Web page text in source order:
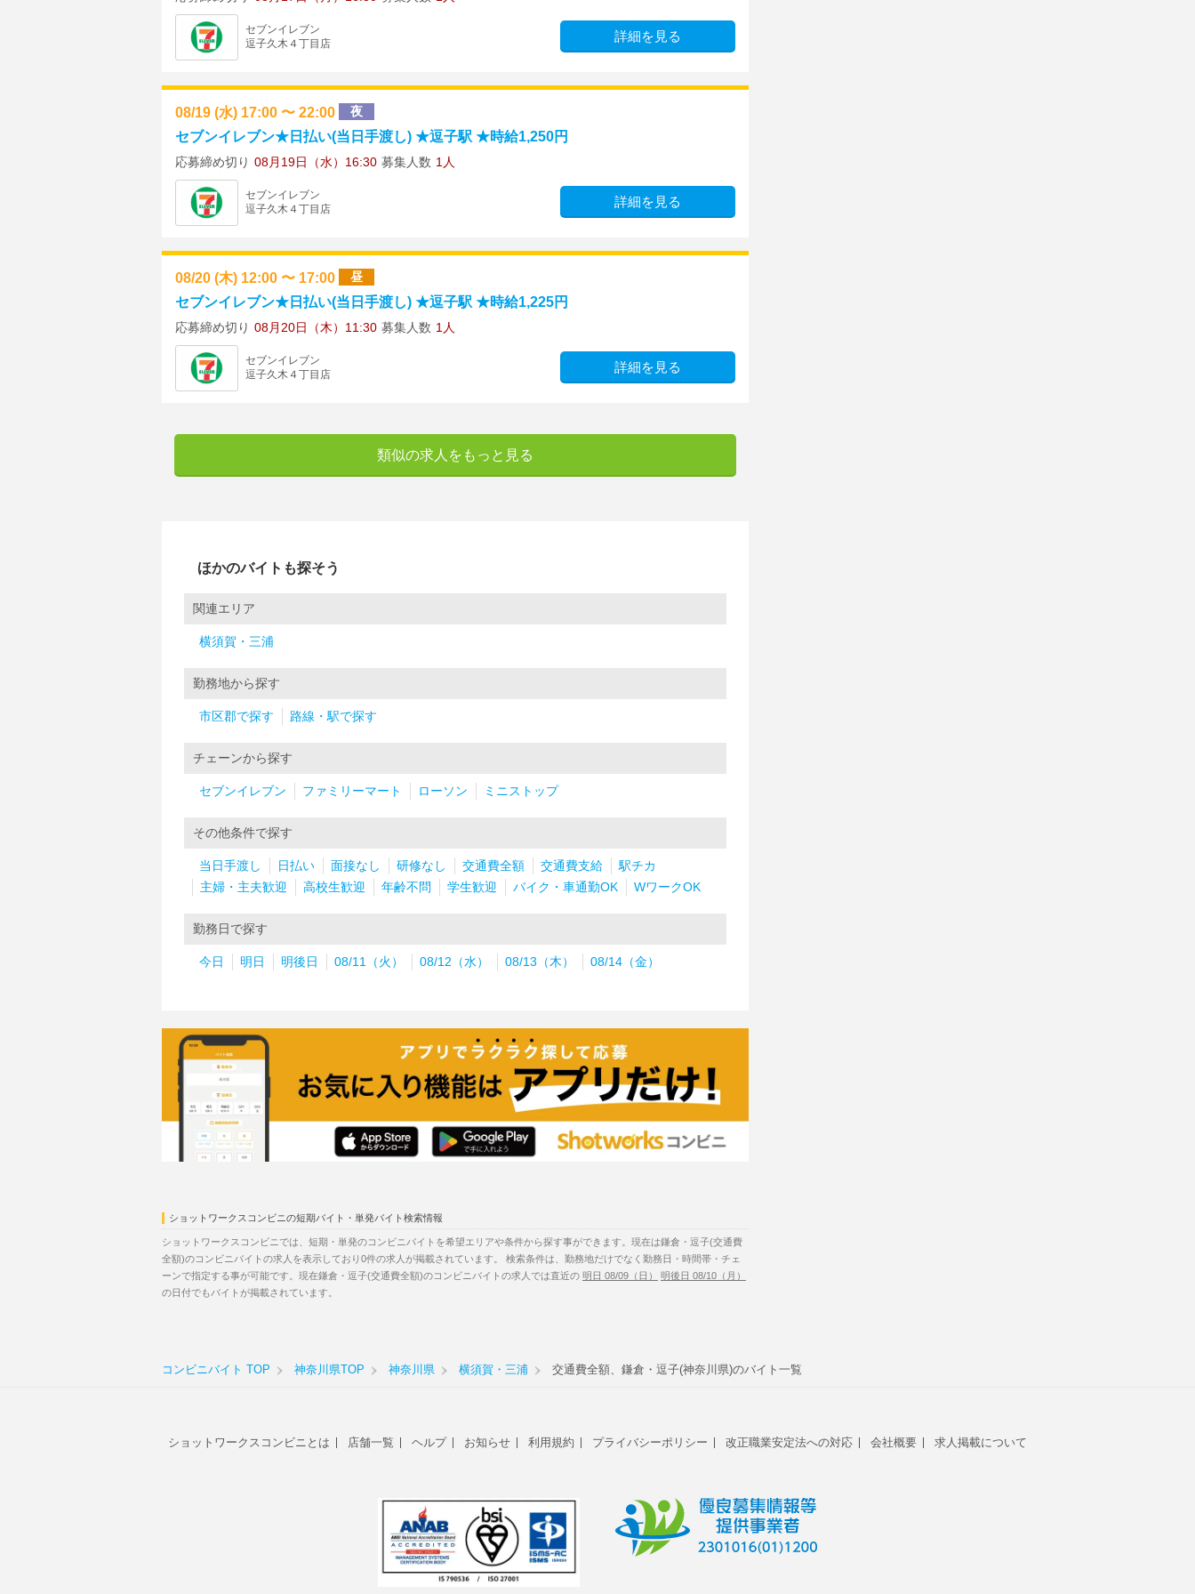
セブンイレブン
逗子久木４丁目店
詳細を見る
08/19 (水) 17:00 〜 22:00 夜
セブンイレブン★日払い(当日手渡し) ★逗子駅 ★時給1,250円
応募締め切り 08月19日（水）16:30 募集人数 1人
セブンイレブン
逗子久木４丁目店
詳細を見る
08/20 (木) 12:00 〜 17:00 昼
セブンイレブン★日払い(当日手渡し) ★逗子駅 ★時給1,225円
応募締め切り 08月20日（木）11:30 募集人数 1人
セブンイレブン
逗子久木４丁目店
詳細を見る
類似の求人をもっと見る
ほかのバイトも探そう
関連エリア
横須賀・三浦
勤務地から探す
市区郡で探す 路線・駅で探す
チェーンから探す
セブンイレブン ファミリーマート ローソン ミニストップ
その他条件で探す
当日手渡し 日払い 面接なし 研修なし 交通費全額 交通費支給
駅チカ
主婦・主夫歓迎
高校生歓迎 年齢不問 学生歓迎 バイク・車通勤OK WワークOK
勤務日で探す
今日 明日 明後日 08/11（火） 08/12（水） 08/13（木） 08/14（金）
ショットワークスコンビニの短期バイト・単発バイト検索情報
ショットワークスコンビニでは、短期・単発のコンビニバイトを希望エリアや条件から探す事ができます。現在は鎌倉・逗子(交通費
全額)のコンビニバイトの求人を表示しており0件の求人が掲載されています。 検索条件は、勤務地だけでなく勤務日・時間帯・チェ
ーンで指定する事が可能です。現在鎌倉・逗子(交通費全額)のコンビニバイトの求人では直近の 明日 08/09（日）
明後日 08/10（月）
の日付でもバイトが掲載されています。
コンビニバイト TOP 神奈川県TOP 神奈川県 横須賀・三浦 交通費全額、鎌倉・逗子(神奈川県)のバイト一覧
ショットワークスコンビニとは 店舗一覧 ヘルプ お知らせ 利用規約 プライバシーポリシー 改正職業安定法への対応 会社概要 求人掲載について